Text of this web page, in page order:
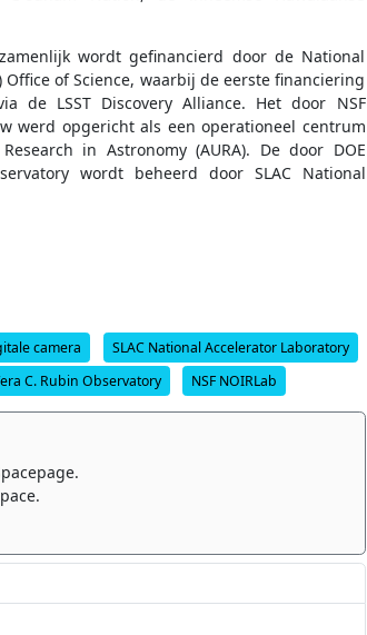
wordt gefinancierd door de National
Office of Science, waarbij de eerste financiering
de LSST Discovery Alliance. Het door NSF
werd opgericht als een operationeel centrum
in Astronomy (AURA). De door DOE
wordt beheerd door SLAC National
camera
SLAC National Accelerator Laboratory
C. Rubin Observatory NSF NOIRLab